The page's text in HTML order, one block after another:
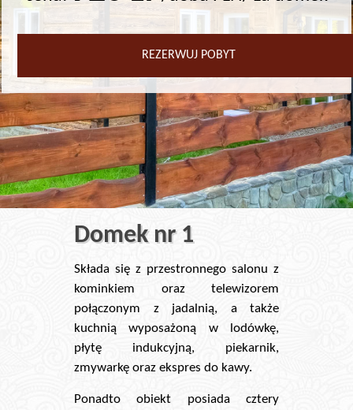
REZERWUJ POBYT
Domek nr 1
Składa się z przestronnego salonu z
kominkiem oraz telewizorem
połączonym z jadalnią, a także
kuchnią wyposażoną w lodówkę,
płytę indukcyjną, piekarnik,
zmywarkę oraz ekspres do kawy.
Ponadto obiekt posiada cztery